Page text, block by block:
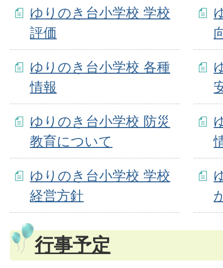
ゆりのき台小学校 学校
評価
ゆりのき台小学校 各種
情報
ゆりのき台小学校 防災
教育について
ゆりのき台小学校 学校
経営方針
行事予定